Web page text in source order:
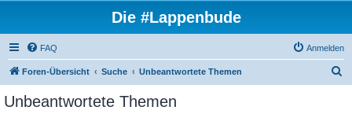
Die #Lappenbude
FAQ Anmelden
Foren-Übersicht Suche Unbeantwortete Themen
Unbeantwortete Themen